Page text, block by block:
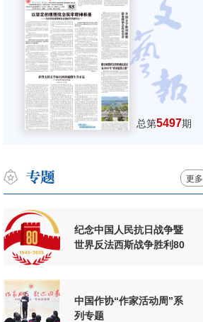
总第5497期
更多
纪念中国人民抗日战争暨
世界反法西斯战争胜利80
中国作协“作家活动周”系
列专题